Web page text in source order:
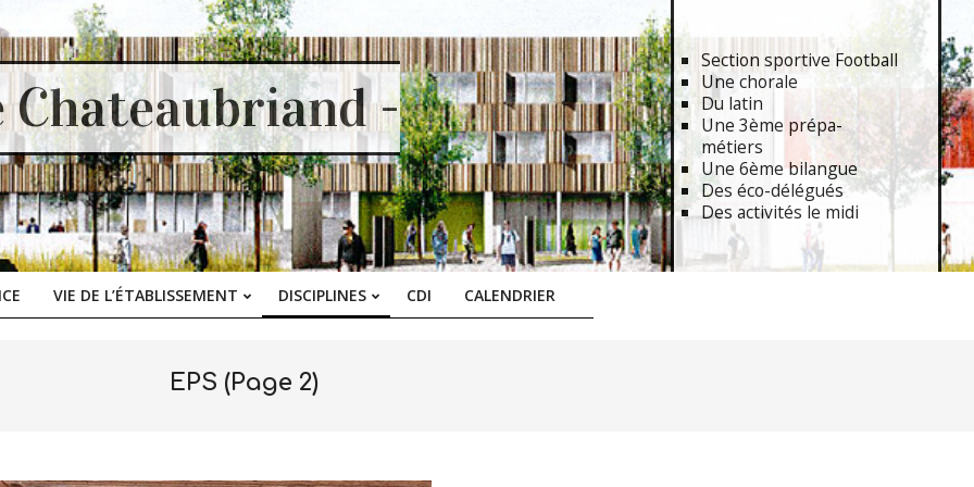
Chateaubriand -
Section sportive Football
Une chorale
Du latin
Une 3ème prépa-
métiers
Une 6ème bilangue
Des éco-délégués
Des activités le midi
Primary
VIE DE L’ÉTABLISSEMENT DISCIPLINES CDI CALENDRIER
EPS (Page 2)